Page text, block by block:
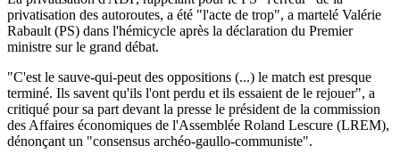
privatisation des autoroutes, a été "l'acte de trop", a martelé Valérie
Rabault (PS) dans l'hémicycle après la déclaration du Premier
ministre sur le grand débat.
"C'est le sauve-qui-peut des oppositions (...) le match est presque
terminé. Ils savent qu'ils l'ont perdu et ils essaient de le rejouer", a
critiqué pour sa part devant la presse le président de la commission
des Affaires économiques de l'Assemblée Roland Lescure (LREM),
dénonçant un "consensus archéo-gaullo-communiste".